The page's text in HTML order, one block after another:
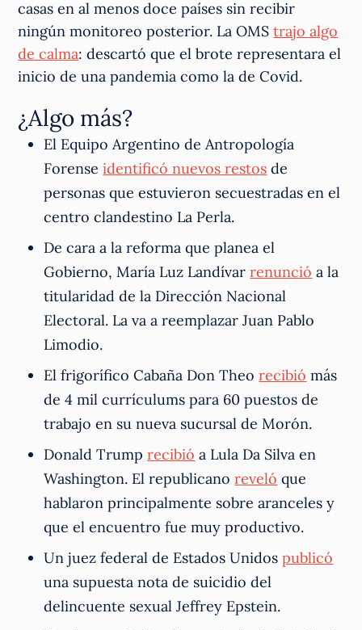
casas en al menos doce países sin recibir
ningún monitoreo posterior. La OMStrajo algo
de calma: descartó que el brote representara el
inicio de una pandemia como la de Covid.
¿Algo más?
El Equipo Argentino de Antropología
Forenseidentificó nuevos restos de
personas que estuvieron secuestradas en el
centro clandestino La Perla.
De cara a la reforma que planea el
Gobierno, María Luz Landívarrenunció a la
titularidad de la Dirección Nacional
Electoral. La va a reemplazar Juan Pablo
Limodio.
El frigorífico Cabaña Don Theorecibió más
de 4 mil currículums para 60 puestos de
trabajo en su nueva sucursal de Morón.
Donald Trumprecibió a Lula Da Silva en
Washington. El republicanoreveló que
hablaron principalmente sobre aranceles y
que el encuentro fue muy productivo.
Un juez federal de Estados Unidospublicó
una supuesta nota de suicidio del
delincuente sexual Jeffrey Epstein.